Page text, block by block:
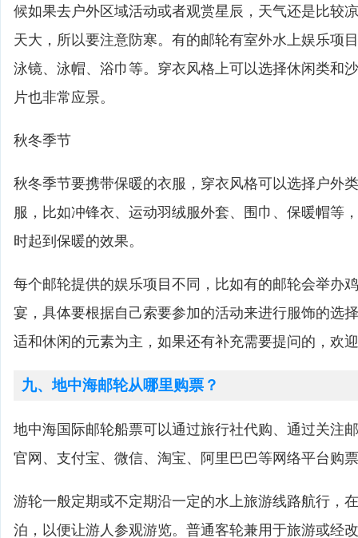
候如果去户外区域活动或者观赏星辰，天气还是比较
天大，所以要注意防寒。有的邮轮有室外水上娱乐项
泳镜、泳帽、浴巾等。穿衣风格上可以选择休闲类和
片也非常应景。
秋冬季节
秋冬季节要携带保暖的衣服，穿衣风格可以选择户外
服，比如冲锋衣、运动羽绒服外套、围巾、保暖帽等
时起到保暖的效果。
每个邮轮提供的娱乐项目不同，比如有的邮轮会举办
宴，具体要根据自己索要参加的活动来进行服饰的选
适和休闲的元素为主，如果还有补充需要提问的，欢
九、地中海邮轮从哪里购票？
地中海国际邮轮船票可以通过旅行社代购、通过关注
官网、支付宝、微信、淘宝、阿里巴巴等网络平台购
游轮一般定期或不定期沿一定的水上旅游线路航行，
泊，以便让游人参观游览。普通客轮兼用于旅游或经